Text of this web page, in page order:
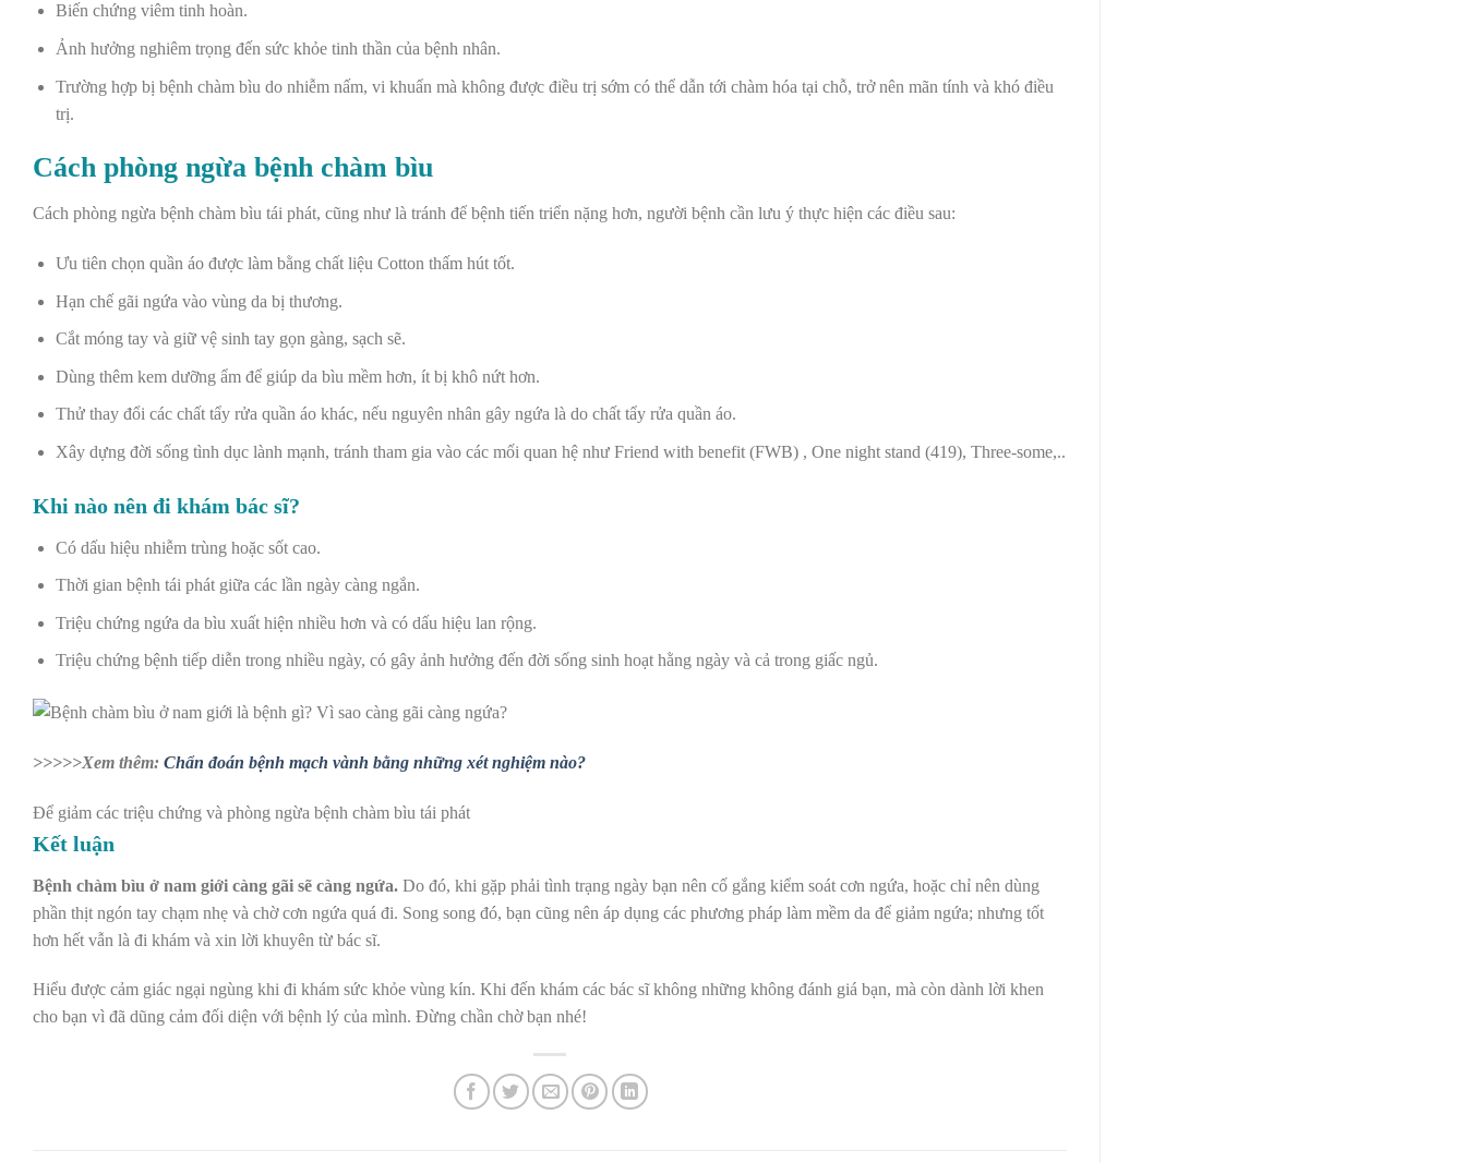
Biến chứng viêm tinh hoàn.
Ảnh hưởng nghiêm trọng đến sức khỏe tinh thần của bệnh nhân.
Trường hợp bị bệnh chàm bìu do nhiễm nấm, vi khuẩn mà không được điều trị sớm có thể dẫn tới chàm hóa tại chỗ, trở nên mãn tính và khó điều
trị.
Cách phòng ngừa bệnh chàm bìu
Cách phòng ngừa bệnh chàm bìu tái phát, cũng như là tránh để bệnh tiến triển nặng hơn, người bệnh cần lưu ý thực hiện các điều sau:
Ưu tiên chọn quần áo được làm bằng chất liệu Cotton thấm hút tốt.
Hạn chế gãi ngứa vào vùng da bị thương.
Cắt móng tay và giữ vệ sinh tay gọn gàng, sạch sẽ.
Dùng thêm kem dưỡng ẩm để giúp da bìu mềm hơn, ít bị khô nứt hơn.
Thử thay đổi các chất tẩy rửa quần áo khác, nếu nguyên nhân gây ngứa là do chất tẩy rửa quần áo.
Xây dựng đời sống tình dục lành mạnh, tránh tham gia vào các mối quan hệ như Friend with benefit (FWB), One night stand (419), Three-some,..
Khi nào nên đi khám bác sĩ?
Có dấu hiệu nhiễm trùng hoặc sốt cao.
Thời gian bệnh tái phát giữa các lần ngày càng ngắn.
Triệu chứng ngứa da bìu xuất hiện nhiều hơn và có dấu hiệu lan rộng.
Triệu chứng bệnh tiếp diễn trong nhiều ngày, có gây ảnh hưởng đến đời sống sinh hoạt hằng ngày và cả trong giấc ngủ.
>>>>>Xem thêm: Chẩn đoán bệnh mạch vành bằng những xét nghiệm nào?
Để giảm các triệu chứng và phòng ngừa bệnh chàm bìu tái phát
Kết luận
Bệnh chàm bìu ở nam giới càng gãi sẽ càng ngứa. Do đó, khi gặp phải tình trạng ngày bạn nên cố gắng kiểm soát cơn ngứa, hoặc chỉ nên dùng
phần thịt ngón tay chạm nhẹ và chờ cơn ngứa quá đi. Song song đó, bạn cũng nên áp dụng các phương pháp làm mềm da để giảm ngứa; nhưng tốt
hơn hết vẫn là đi khám và xin lời khuyên từ bác sĩ.
Hiểu được cảm giác ngại ngùng khi đi khám sức khỏe vùng kín. Khi đến khám các bác sĩ không những không đánh giá bạn, mà còn dành lời khen
cho bạn vì đã dũng cảm đối diện với bệnh lý của mình. Đừng chần chờ bạn nhé!